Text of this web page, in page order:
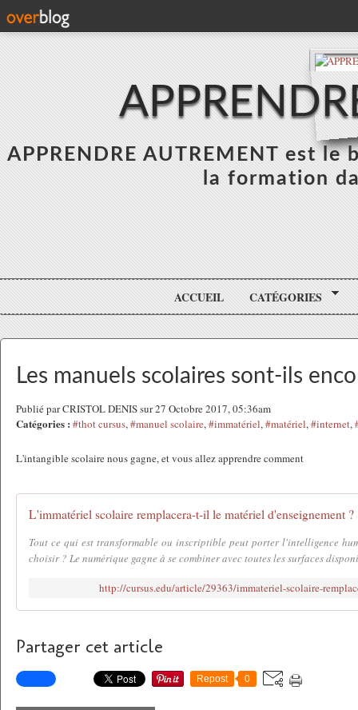
APPRENDRE AUTREMENT est
la formation
ACCUEIL CATÉGORIES
Les manuels scolaires sont-ils
Publié par CRISTOL DENIS sur 27 Octobre 2017, 05:36am
Catégories : #thot cursus,#manuel scolaire,#immatériel,#matériel,#internet,
L'intangible scolaire nous gagne, et vous allez apprendre comment
L'immatériel scolaire remplacera-t-il le matériel d'enseignement ?
Tout ce qui est transformable ou inscriptible peut porter l'intelligence
choisir ? Le numérique gagne à se combiner avec toutes les surfaces
http://cursus.edu/article/29363/immateriel-scolaire-
Partager cet article
Repost 0